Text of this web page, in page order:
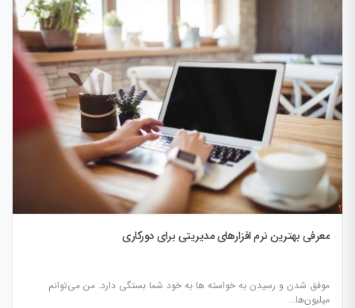
معرفی بهترین نرم افزارهای مدیریتی برای دورکاری
موفق شدن و رسیدن به خواسته‌ ها به خود شما بستگی دارد. من می­‌توانم
میلیون­‌ها...